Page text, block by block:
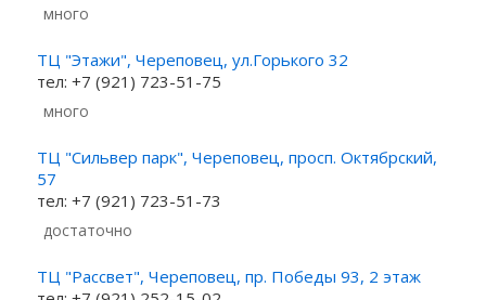
Много
ТЦ "Этажи", Череповец, ул.Горького 32
тел: +7 (921) 723-51-75
Много
ТЦ "Сильвер парк", Череповец, просп. Октябрский,
57
тел: +7 (921) 723-51-73
Достаточно
ТЦ "Рассвет", Череповец, пр. Победы 93, 2 этаж